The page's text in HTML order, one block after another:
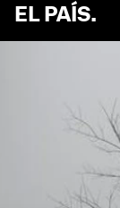
EL PAÍS.